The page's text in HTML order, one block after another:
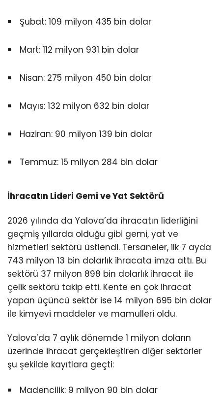
Şubat: 109 milyon 435 bin dolar
Mart: 112 milyon 931 bin dolar
Nisan: 275 milyon 450 bin dolar
Mayıs: 132 milyon 632 bin dolar
Haziran: 90 milyon 139 bin dolar
Temmuz: 15 milyon 284 bin dolar
İhracatın Lideri Gemi ve Yat Sektörü
2026 yılında da Yalova’da ihracatın liderliğini
geçmiş yıllarda olduğu gibi gemi, yat ve
hizmetleri sektörü üstlendi. Tersaneler, ilk 7 ayda
743 milyon 13 bin dolarlık ihracata imza attı. Bu
sektörü 37 milyon 898 bin dolarlık ihracat ile
çelik sektörü takip etti. Kente en çok ihracat
yapan üçüncü sektör ise 14 milyon 695 bin dolar
ile kimyevi maddeler ve mamulleri oldu.
Yalova’da 7 aylık dönemde 1 milyon doların
üzerinde ihracat gerçekleştiren diğer sektörler
şu şekilde kayıtlara geçti:
Madencilik: 9 milyon 90 bin dolar